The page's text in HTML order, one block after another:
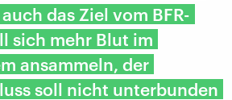
das Ziel vom BFR-
sich mehr Blut im
ansammeln, der
soll nicht unterbunden